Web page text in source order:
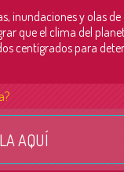
inundaciones y olas de
que el clima del
centígrados para
AQUÍ